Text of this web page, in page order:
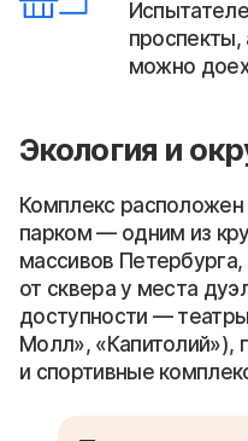
можно
Экология и
Комплекс
парком — одним из
массивов
от сквера у места
доступности —
Молл», «Капитолий»),
и спортивные